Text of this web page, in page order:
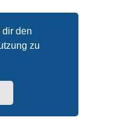
dir den
zu